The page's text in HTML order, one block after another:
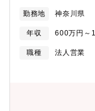
ていただきます。ま
クライアント開拓・
【具体的には】・新
ンサルティング・ク
との連携・契約締結
題やIT/デジタル化の
まで行っていただき
勤務地 神奈川県
年収 600万円～
職種
法人営業